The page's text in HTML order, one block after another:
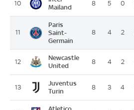
10
Mailand
8 5 0
11
Paris
Saint-
Germain
8 4 2
12
Newcastle
United
8 4 2
13
Juventus
Turin
8 3 4